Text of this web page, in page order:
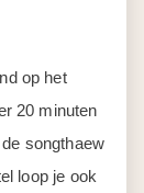
op het
20 minuten
songthaew
loop je ook